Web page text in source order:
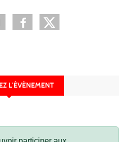
L’ÉVÈNEMENT